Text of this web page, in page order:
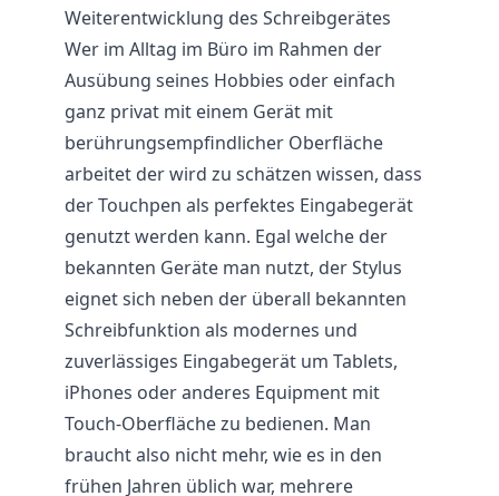
Weiterentwicklung des Schreibgerätes
Wer im Alltag im Büro im Rahmen der
Ausübung seines Hobbies oder einfach
ganz privat mit einem Gerät mit
berührungsempfindlicher Oberfläche
arbeitet der wird zu schätzen wissen, dass
der Touchpen als perfektes Eingabegerät
genutzt werden kann. Egal welche der
bekannten Geräte man nutzt, der Stylus
eignet sich neben der überall bekannten
Schreibfunktion als modernes und
zuverlässiges Eingabegerät um Tablets,
iPhones oder anderes Equipment mit
Touch-Oberfläche zu bedienen. Man
braucht also nicht mehr, wie es in den
frühen Jahren üblich war, mehrere